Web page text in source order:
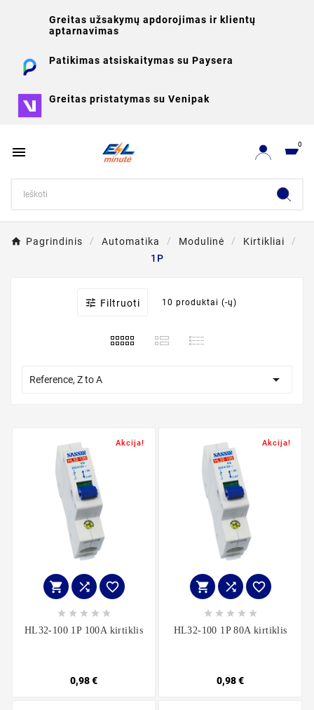
Greitas užsakymų apdorojimas ir klientų
aptarnavimas
Patikimas atsiskaitymas su Paysera
Greitas pristatymas su Venipak
 0
Pagrindinis Automatika Modulinė
Kirtikliai
1P
 Filtruoti 10 produktai (-ų)
Reference, Z to A 
Akcija!
  
    
HL32-100 1P 100A kirtiklis
0,98 €
Akcija!
  
    
HL32-100 1P 80A kirtiklis
0,98 €